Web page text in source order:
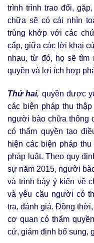
trình trình trao đổi,
chữa sẽ có cái nhìn
trùng khớp với các
cấp, giữa các lời khai
nhau, từ đó, họ sẽ tìm
quyền và lợi ích hợp
Thứ hai, quyền được
các biện pháp thu
người bào chữa thông
có thẩm quyền tạo
hiện các biện pháp
pháp luật. Theo quy
sự năm 2015, người
và trình bày ý kiến về
và yêu cầu người có
tra, đánh giá. Đồng
cơ quan có thẩm
cứ, giám định bổ sung,